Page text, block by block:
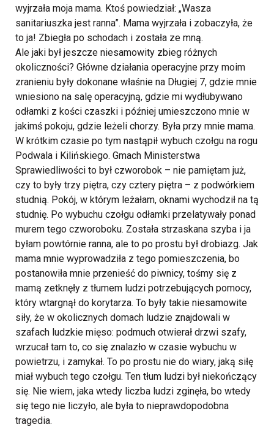
wyjrzała moja mama. Ktoś powiedział: „Wasza
sanitariuszka jest ranna”. Mama wyjrzała i zobaczyła, że
to ja! Zbiegła po schodach i została ze mną.
Ale jaki był jeszcze niesamowity zbieg różnych
okoliczności? Główne działania operacyjne przy moim
zranieniu były dokonane właśnie na Długiej 7, gdzie mnie
wniesiono na salę operacyjną, gdzie mi wydłubywano
odłamki z kości czaszki i później umieszczono mnie w
jakimś pokoju, gdzie leżeli chorzy. Była przy mnie mama.
W krótkim czasie po tym nastąpił wybuch czołgu na rogu
Podwala i Kilińskiego. Gmach Ministerstwa
Sprawiedliwości to był czworobok – nie pamiętam już,
czy to były trzy piętra, czy cztery piętra – z podwórkiem
studnią. Pokój, w którym leżałam, oknami wychodził na tą
studnię. Po wybuchu czołgu odłamki przelatywały ponad
murem tego czworoboku. Została strzaskana szyba i ja
byłam powtórnie ranna, ale to po prostu był drobiazg. Jak
mama mnie wyprowadziła z tego pomieszczenia, bo
postanowiła mnie przenieść do piwnicy, tośmy się z
mamą zetknęły z tłumem ludzi potrzebujących pomocy,
który wtargnął do korytarza. To były takie niesamowite
siły, że w okolicznych domach ludzie znajdowali w
szafach ludzkie mięso: podmuch otwierał drzwi szafy,
wrzucał tam to, co się znalazło w czasie wybuchu w
powietrzu, i zamykał. To po prostu nie do wiary, jaką siłę
miał wybuch tego czołgu. Ten tłum ludzi był niekończący
się. Nie wiem, jaka wtedy liczba ludzi zginęła, bo wtedy
się tego nie liczyło, ale była to nieprawdopodobna
tragedia.